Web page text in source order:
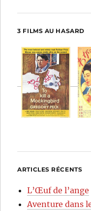
3 FILMS AU HASARD
ARTICLES RÉCENTS
L’Œuf de l’ange
Aventure dans